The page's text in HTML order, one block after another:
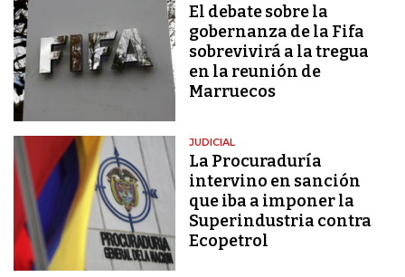
El debate sobre la
gobernanza de la Fifa
sobrevivirá a la tregua
en la reunión de
Marruecos
JUDICIAL
La Procuraduría
intervino en sanción
que iba a imponer la
Superindustria contra
Ecopetrol